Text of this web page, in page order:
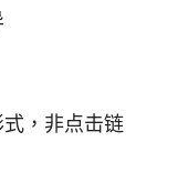
，非点击链